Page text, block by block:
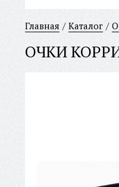
Главная Каталог
ОЧКИ